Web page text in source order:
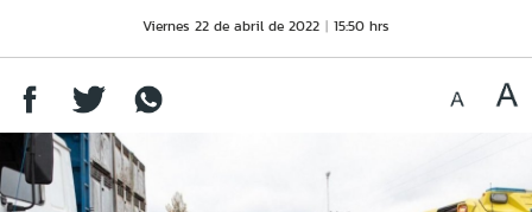
Viernes 22 de abril de 2022 15:50 hrs